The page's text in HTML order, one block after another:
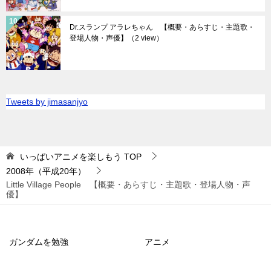
Dr.スランプ アラレちゃん 【概要・あらすじ・主題歌・
登場人物・声優】
（2 view）
Tweets by jimasanjyo
いっぱいアニメを楽しもう TOP
2008年（平成20年）
Little Village People 【概要・あらすじ・主題歌・登場人物・声
優】
ガンダムを勉強 アニメ